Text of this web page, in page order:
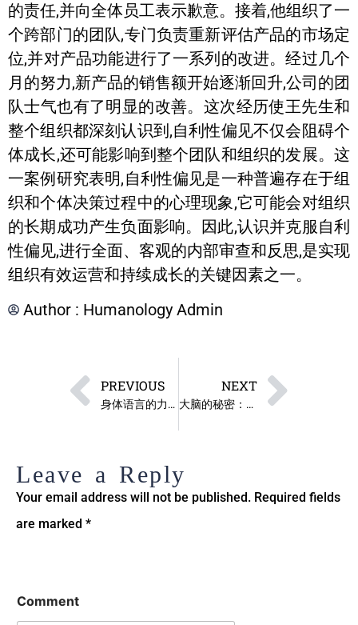
的责任,并向全体员工表示歉意。接着,他组织了一
个跨部门的团队,专门负责重新评估产品的市场定
位,并对产品功能进行了一系列的改进。经过几个
月的努力,新产品的销售额开始逐渐回升,公司的团
队士气也有了明显的改善。这次经历使王先生和
整个组织都深刻认识到,自利性偏见不仅会阻碍个
体成长,还可能影响到整个团队和组织的发展。这
一案例研究表明,自利性偏见是一种普遍存在于组
织和个体决策过程中的心理现象,它可能会对组织
的长期成功产生负面影响。因此,认识并克服自利
性偏见,进行全面、客观的内部审查和反思,是实现
组织有效运营和持续成长的关键因素之一。
Author : Humanology Admin
PREVIOUS
身体语言的力量：人类最初的交流系统
NEXT
大脑的秘密：探索选择架构如何影响我们的思考方式
Leave a Reply
Your email address will not be published. Required fields
are marked *
Comment